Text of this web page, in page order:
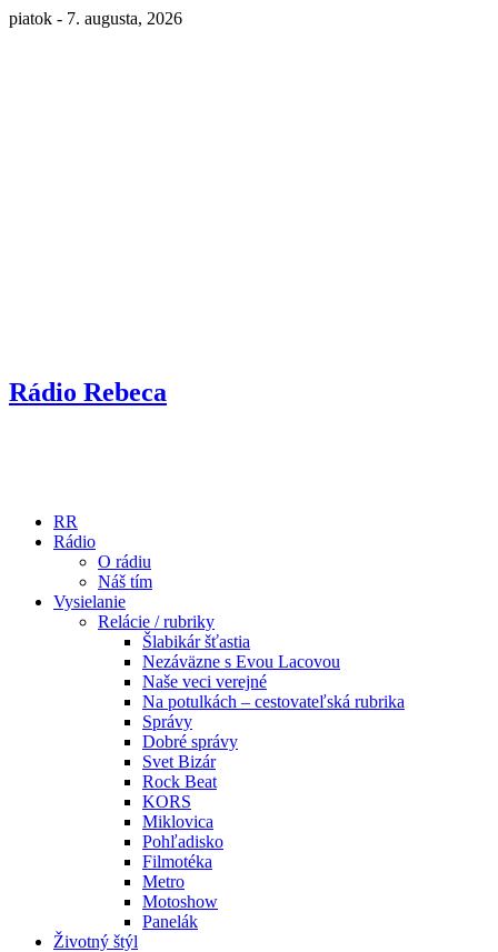
piatok - 7. augusta, 2026
Rádio Rebeca
RR
Rádio
O rádiu
Náš tím
Vysielanie
Relácie / rubriky
Šlabikár šťastia
Nezáväzne s Evou Lacovou
Naše veci verejné
Na potulkách – cestovateľská rubrika
Správy
Dobré správy
Svet Bizár
Rock Beat
KORS
Miklovica
Pohľadisko
Filmotéka
Metro
Motoshow
Panelák
Životný štýl